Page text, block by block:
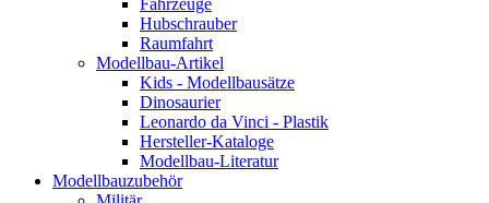
Fahrzeuge
Hubschrauber
Raumfahrt
Modellbau-Artikel
Kids - Modellbausätze
Dinosaurier
Leonardo da Vinci - Plastik
Hersteller-Kataloge
Modellbau-Literatur
Modellbauzubehör